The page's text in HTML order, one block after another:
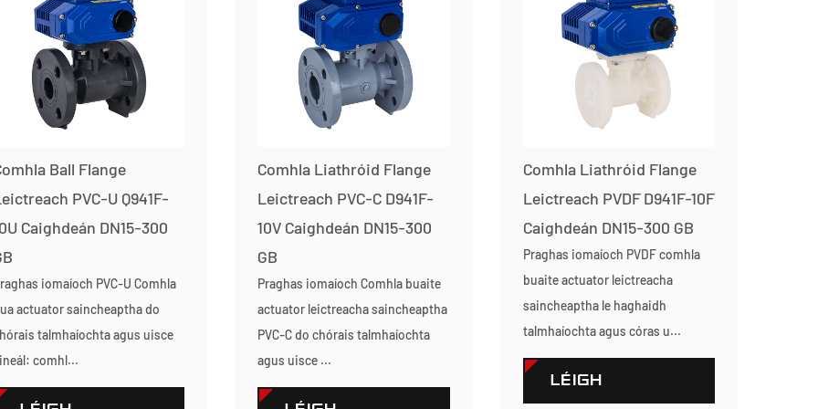
Ball Flange
PVC-U Q941F-
Caighdeán DN15-300
iomaíoch PVC-U Comhla
actuator saincheaptha do
talmhaíochta agus uisce
comhl...
Comhla Liathróid Flange
Leictreach PVC-C D941F-
10V Caighdeán DN15-300
GB
Praghas iomaíoch Comhla buaite
actuator leictreacha saincheaptha
PVC-C do chórais talmhaíochta
agus uisce ...
Comhla Liathróid Flange
Leictreach PVDF D941F-10F
Caighdeán DN15-300 GB
Praghas iomaíoch PVDF comhla
buaite actuator leictreacha
saincheaptha le haghaidh
talmhaíochta agus córas u...
LÉIGH